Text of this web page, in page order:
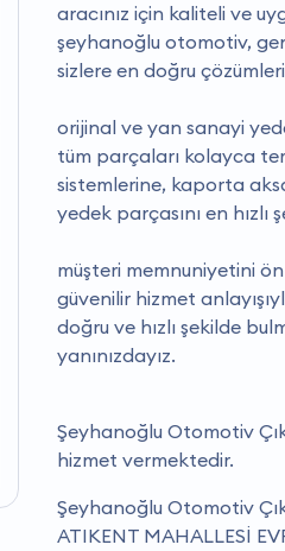
aracınız için kaliteli ve
şeyhanoğlu otomotiv,
sizlere en doğru
orijinal ve yan sanayi
tüm parçaları kolayca
sistemlerine, kaporta
yedek parçasını en hızlı
müşteri memnuniyetini
güvenilir hizmet
doğru ve hızlı şekilde
yanınızdayız.
Şeyhanoğlu Otomotiv
hizmet vermektedir.
Şeyhanoğlu Otomotiv
ATIKENT MAHALLESİ